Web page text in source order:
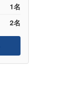
1名
2名